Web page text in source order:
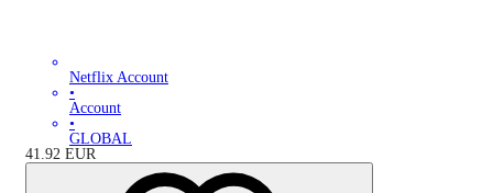
Netflix Account
•
Account
•
GLOBAL
41.92 EUR